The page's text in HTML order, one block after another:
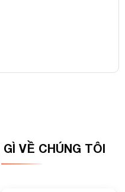
VỀ CHÚNG TÔI